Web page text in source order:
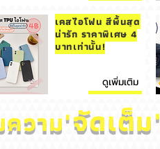
เคสไอโฟน สีพื้นสุด
น่ารัก ราคาพิเศษ 4
บาทเท่านั้น!
ดูเพิ่มเติม
วาม'จัดเต็ม'